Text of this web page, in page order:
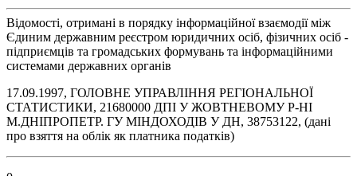
Відомості, отримані в порядку інформаційної взаємодії між
Єдиним державним реєстром юридичних осіб, фізичних осіб -
підприємців та громадських формувань та інформаційними
системами державних органів
17.09.1997, ГОЛОВНЕ УПРАВЛІННЯ РЕГІОНАЛЬНОЇ
СТАТИСТИКИ, 21680000 ДПI У ЖОВТНЕВОМУ Р-НI
М.ДНIПРОПЕТР. ГУ МIНДОХОДIВ У ДН, 38753122, (дані
про взяття на облік як платника податків)